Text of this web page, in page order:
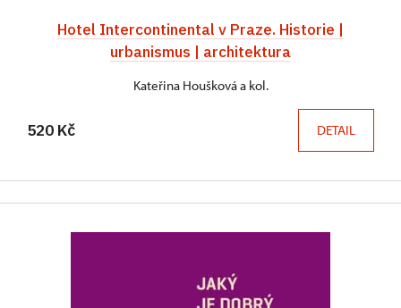
Hotel Intercontinental v Praze. Historie |
urbanismus | architektura
Kateřina Houšková a kol.
520 Kč DETAIL